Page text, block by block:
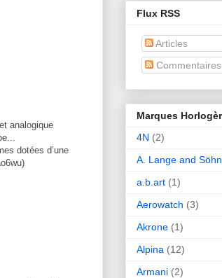
analogique
dotées d’une
Flux RSS
Articles
Commentaires
Marques
4N (2)
A. Lange and
a.b.art (1)
Aerowatch (3)
Akrone (1)
Alpina (12)
Armani (2)